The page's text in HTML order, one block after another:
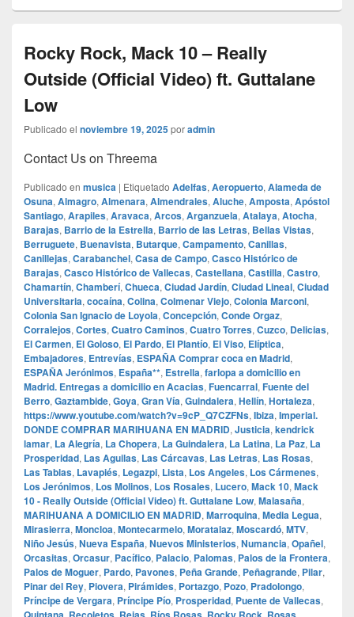
Rocky Rock, Mack 10 – Really
Outside (Official Video) ft. Guttalane
Low
Publicado el noviembre 19, 2025poradmin
Contact Us on Threema
Publicado en musica | Etiquetado Adelfas, Aeropuerto, Alameda de
Osuna, Almagro, Almenara, Almendrales, Aluche, Amposta, Apóstol
Santiago, Arapiles, Aravaca, Arcos, Arganzuela, Atalaya, Atocha,
Barajas, Barrio de la Estrella, Barrio de las Letras, Bellas Vistas,
Berruguete, Buenavista, Butarque, Campamento, Canillas,
Canillejas, Carabanchel, Casa de Campo, Casco Histórico de
Barajas, Casco Histórico de Vallecas, Castellana, Castilla, Castro,
Chamartín, Chamberí, Chueca, Ciudad Jardín, Ciudad Lineal, Ciudad
Universitaria, cocaína, Colina, Colmenar Viejo, Colonia Marconi,
Colonia San Ignacio de Loyola, Concepción, Conde Orgaz,
Corralejos, Cortes, Cuatro Caminos, Cuatro Torres, Cuzco, Delicias,
El Carmen, El Goloso, El Pardo, El Plantío, El Viso, Elíptica,
Embajadores, Entrevías, ESPAÑA Comprar coca en Madrid,
ESPAÑA Jerónimos, España**, Estrella, farlopa a domicilio en
Madrid. Entregas a domicilio en Acacias, Fuencarral, Fuente del
Berro, Gaztambide, Goya, Gran Vía, Guindalera, Hellín, Hortaleza,
https://www.youtube.com/watch?v=9cP_Q7CZFNs, Ibiza, Imperial.
DONDE COMPRAR MARIHUANA EN MADRID, Justicia, kendrick
lamar, La Alegría, La Chopera, La Guindalera, La Latina, La Paz, La
Prosperidad, Las Aguilas, Las Cárcavas, Las Letras, Las Rosas,
Las Tablas, Lavapiés, Legazpi, Lista, Los Angeles, Los Cármenes,
Los Jerónimos, Los Molinos, Los Rosales, Lucero, Mack 10, Mack
10 - Really Outside (Official Video) ft. Guttalane Low, Malasaña,
MARIHUANA A DOMICILIO EN MADRID, Marroquina, Media Legua,
Mirasierra, Moncloa, Montecarmelo, Moratalaz, Moscardó, MTV,
Niño Jesús, Nueva España, Nuevos Ministerios, Numancia, Opañel,
Orcasitas, Orcasur, Pacífico, Palacio, Palomas, Palos de la Frontera,
Palos de Moguer, Pardo, Pavones, Peña Grande, Peñagrande, Pilar,
Pinar del Rey, Piovera, Pirámides, Portazgo, Pozo, Pradolongo,
Príncipe de Vergara, Príncipe Pío, Prosperidad, Puente de Vallecas,